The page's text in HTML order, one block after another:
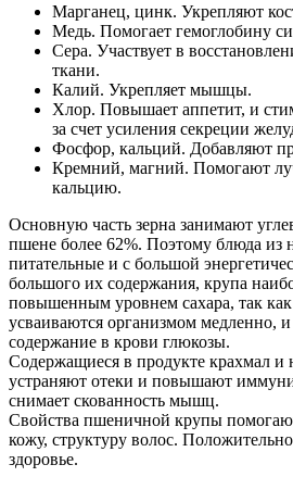
Марганец, цинк. Укрепляют
Медь. Помогает гемоглобину
Сера. Участвует в
ткани.
Калий. Укрепляет мышцы.
Хлор. Повышает аппетит, и
за счет усиления секреции
Фосфор, кальций. Добавляют
Кремний, магний. Помогают
кальцию.
Основную часть зерна занимают
пшене более 62%. Поэтому блюда из
питательные и с большой
большого их содержания, крупа
повышенным уровнем сахара, так
усваиваются организмом медленно,
содержание в крови глюкозы.
Содержащиеся в продукте крахмал и
устраняют отеки и повышают
снимает скованность мышц.
Свойства пшеничной крупы
кожу, структуру волос.
здоровье.